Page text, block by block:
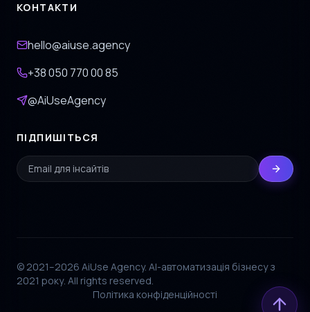
КОНТАКТИ
hello@aiuse.agency
+38 050 770 00 85
@AiUseAgency
ПІДПИШІТЬСЯ
© 2021–2026 AiUse Agency. AI-автоматизація бізнесу з
2021 року. All rights reserved.
Політика конфіденційності